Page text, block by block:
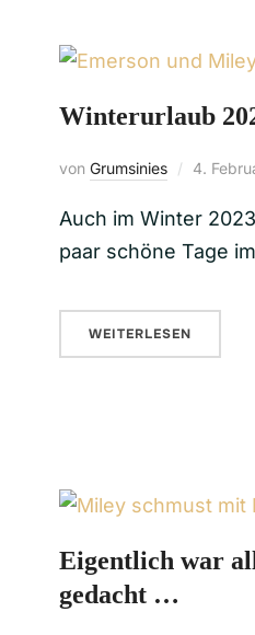
Winterurlaub
von Grumsinies 4.
Auch im Winter
paar schöne Tage
WEITERLESEN
Eigentlich war
gedacht …